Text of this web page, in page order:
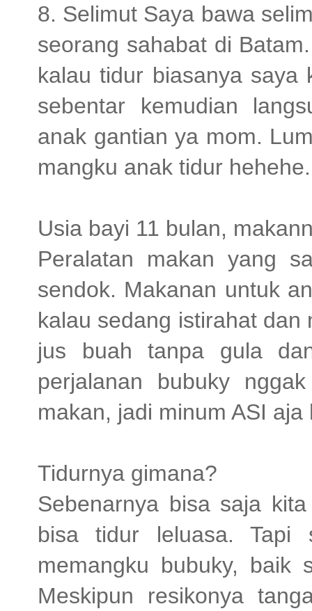
8. Selimut Saya bawa
seorang sahabat di
kalau tidur biasanya saya
sebentar kemudian
anak gantian ya mom.
mangku anak tidur hehehe.
Usia bayi 11 bulan,
Peralatan makan yang
sendok. Makanan untuk
kalau sedang istirahat
jus buah tanpa gula
perjalanan bubuky
makan, jadi minum ASI aja
Tidurnya gimana?
Sebenarnya bisa saja
bisa tidur leluasa. Tapi
memangku bubuky, baik
Meskipun resikonya